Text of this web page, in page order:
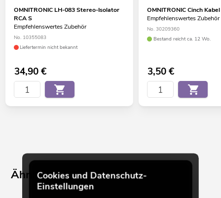
OMNITRONIC LH-083 Stereo-Isolator
RCA S
Empfehlenswertes Zubehör
No. 10355083
Liefertermin nicht bekannt
34,90€
OMNITRONIC Cinch
Empfehlenswertes Zubehör
No. 30209360
Bestand reicht ca. 12 Wo.
3,50€
Ähnliche Produkte
Cookies und Datenschutz-
Einstellungen